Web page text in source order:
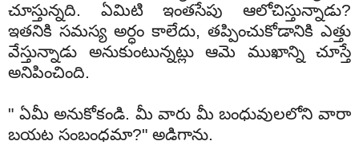
చూస్తున్నది. ఏమిటి ఇంతసేపు ఆలోచిస్తున్నాడు?
ఇతనికి సమస్య అర్ధం కాలేదు, తప్పించుకోడానికి ఎత్తు
వేస్తున్నాడు అనుకుంటున్నట్లు ఆమె ముఖాన్ని చూస్తే
అనిపించింది.
" ఏమీ అనుకోకండి. మీ వారు మీ బంధువులలోని వారా
బయట సంబంధమా?" అడిగాను.